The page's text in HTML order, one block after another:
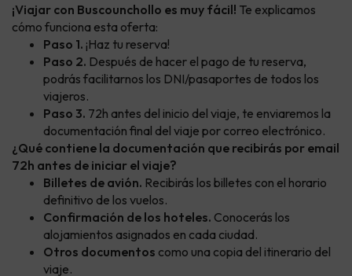
¡Viajar con Buscounchollo es muy fácil! Te explicamos
cómo funciona esta oferta:
Paso 1. ¡Haz tu reserva!
Paso 2. Después de hacer el pago de tu reserva,
podrás facilitarnos los DNI/pasaportes de todos los
viajeros.
Paso 3. 72h antes del inicio del viaje, te enviaremos la
documentación final del viaje por correo electrónico.
¿Qué contiene la documentación que recibirás por email
72h antes de iniciar el viaje?
Billetes de avión. Recibirás los billetes con el horario
definitivo de los vuelos.
Confirmación de los hoteles. Conocerás los
alojamientos asignados en cada ciudad.
Otros documentos como una copia del itinerario del
viaje.